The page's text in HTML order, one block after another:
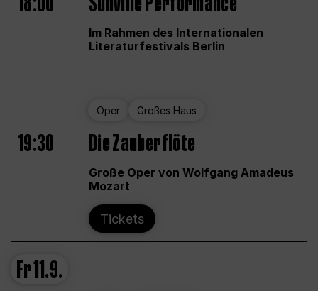
Im Rahmen des Internationalen
Literaturfestivals Berlin
Oper Großes Haus
19:30 Die Zauberflöte
Große Oper von Wolfgang Amadeus
Mozart
Tickets
Fr11.9.